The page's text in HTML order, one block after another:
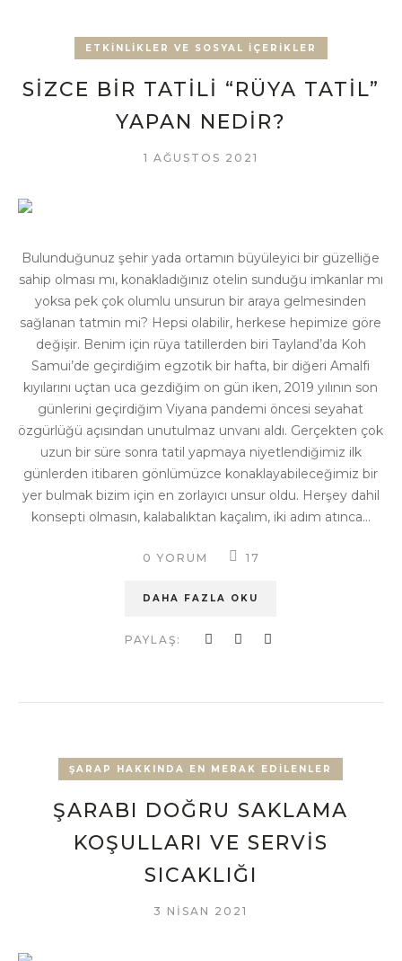
ETKINLIKLER VE SOSYAL İÇERIKLER
SIZCE BIR TATILI “RÜYA TATIL”
YAPAN NEDIR?
1 AĞUSTOS 2021
Bulunduğunuz şehir yada ortamın büyüleyici bir güzelliğe
sahip olması mı, konakladığınız otelin sunduğu imkanlar mı
yoksa pek çok olumlu unsurun bir araya gelmesinden
sağlanan tatmin mi? Hepsi olabilir, herkese hepimize göre
değişir. Benim için rüya tatillerden biri Tayland’da Koh
Samui’de geçirdiğim egzotik bir hafta, bir diğeri Amalfi
kıyılarını uçtan uca gezdiğim on gün iken, 2019 yılının son
günlerini geçirdiğim Viyana pandemi öncesi seyahat
özgürlüğü açısından unutulmaz unvanı aldı. Gerçekten çok
uzun bir süre sonra tatil yapmaya niyetlendiğimiz ilk
günlerden itibaren gönlümüzce konaklayabileceğimiz bir
yer bulmak bizim için en zorlayıcı unsur oldu. Herşey dahil
konsepti olmasın, kalabalıktan kaçalım, iki adım atınca...
0 YORUM 17
DAHA FAZLA OKU
PAYLAŞ:
ŞARAP HAKKINDA EN MERAK EDILENLER
ŞARABI DOĞRU SAKLAMA
KOŞULLARI VE SERVIS
SICAKLIĞI
3 NISAN 2021